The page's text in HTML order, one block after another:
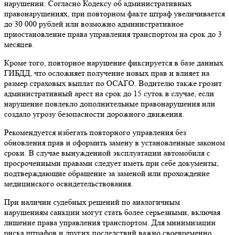
нарушении. Согласно Кодексу об административных
правонарушениях, при повторном факте штраф увеличивается
до 30 000 рублей или возможно административное
приостановление права управления транспортом на срок до 3
месяцев.
Кроме того, повторное нарушение фиксируется в базе данных
ГИБДД, что осложняет получение новых прав и влияет на
размер страховых выплат по ОСАГО. Водителю также грозит
административный арест на срок до 15 суток в случае, если
нарушение повлекло дополнительные правонарушения или
создало угрозу безопасности дорожного движения.
Рекомендуется избегать повторного управления без
обновления прав и оформить замену в установленные законом
сроки. В случае вынужденной эксплуатации автомобиля с
просроченными правами следует иметь при себе документы,
подтверждающие обращение за заменой или прохождение
медицинского освидетельствования.
При наличии судебных решений по аналогичным
нарушениям санкции могут стать более серьезными, включая
лишение права управления транспортом. Для минимизации
риска штрафов и других последствий важно своевременно